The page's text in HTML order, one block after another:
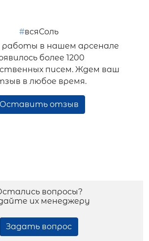
#всяСоль
работы в нашем арсенале
более 1200
писем. Ждем ваш
в любое время.
Оставить отзыв
вопросы?
их менеджеру
Задать вопрос